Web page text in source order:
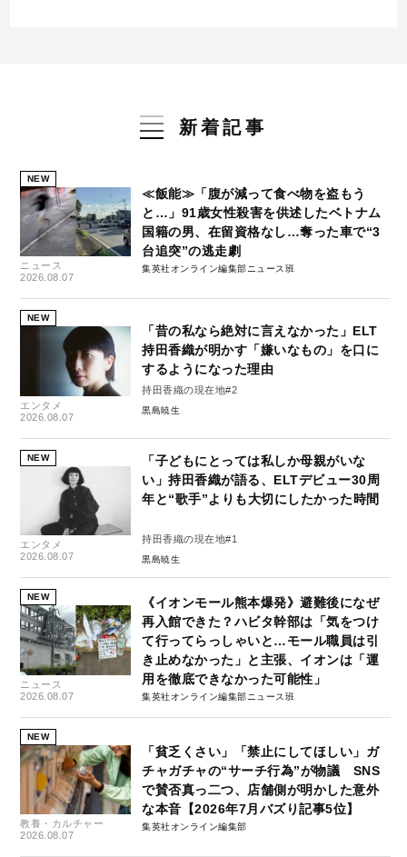
新着記事
NEW
ニュース
2026.08.07
≪飯能≫「腹が減って食べ物を盗もう
と…」91歳女性殺害を供述したベトナム
国籍の男、在留資格なし…奪った車で“3
台追突”の逃走劇
集英社オンライン編集部ニュース班
NEW
エンタメ
2026.08.07
「昔の私なら絶対に言えなかった」ELT
持田香織が明かす「嫌いなもの」を口に
するようになった理由
持田香織の現在地#2
黒島暁生
NEW
エンタメ
2026.08.07
「子どもにとっては私しか母親がいな
い」持田香織が語る、ELTデビュー30周
年と“歌手”よりも大切にしたかった時間
持田香織の現在地#1
黒島暁生
NEW
ニュース
2026.08.07
《イオンモール熊本爆発》避難後になぜ
再入館できた？ハビタ幹部は「気をつけ
て行ってらっしゃいと…モール職員は引
き止めなかった」と主張、イオンは「運
用を徹底できなかった可能性」
集英社オンライン編集部ニュース班
NEW
教養・カルチャー
2026.08.07
「貧乏くさい」「禁止にしてほしい」ガ
チャガチャの“サーチ行為”が物議 SNS
で賛否真っ二つ、店舗側が明かした意外
な本音【2026年7月バズり記事5位】
集英社オンライン編集部